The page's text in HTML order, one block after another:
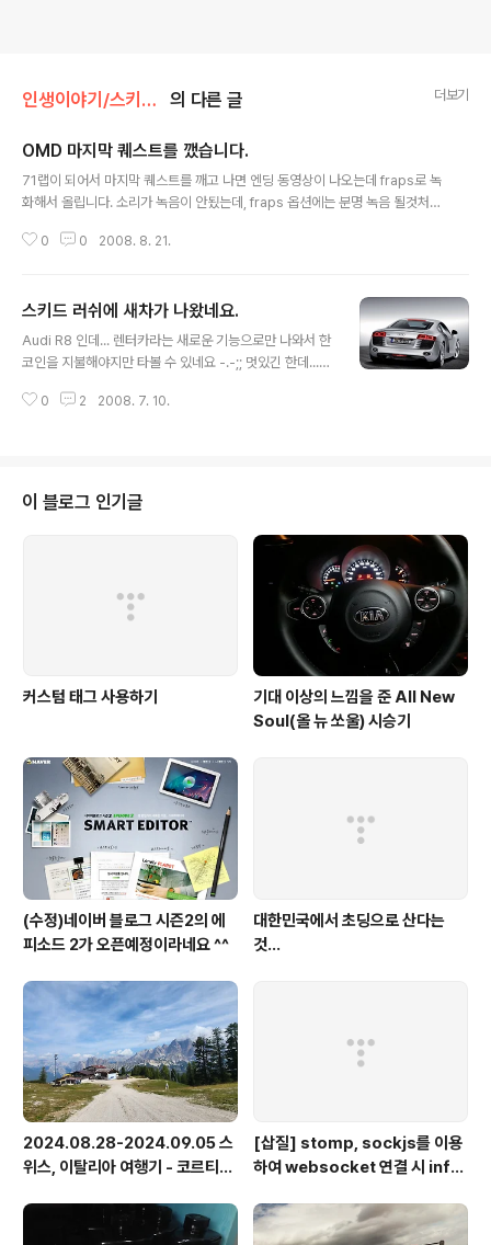
인생이야기/스키드러쉬 의 다른 글 더보기
OMD 마지막 퀘스트를 깼습니다.
71랩이 되어서 마지막 퀘스트를 깨고 나면 엔딩 동영상이 나오는데 fraps로 녹
화해서 올립니다. 소리가 녹음이 안됬는데, fraps 옵션에는 분명 녹음 될것처럼
는 올릴때가 없더군요 ㅎ 마지막 퀘가 Area71 구역을 2바퀴인가 도는 것인데
없고 -.-;;;;;;;;; 어째든 이제는 배틀과 퀵 두가지에만 신경을 써야 겠네요 ㅎ
0 0 2008. 8. 21.
스키드 러쉬에 새차가 나왔네요.
Audi R8 인데... 렌터카라는 새로운 기능으로만 나와서 한
코인을 지불해야지만 타볼 수 있네요 -.-;; 멋있긴 한데...
0 2 2008. 7. 10.
이 블로그 인기글
커스텀 태그 사용하기
기대 이상의 느낌을 준 All New
Soul(올 뉴 쏘울) 시승기
(수정)네이버 블로그 시즌2의 에
피소드 2가 오픈예정이라네요 ^^
대한민국에서 초딩으로 산다는
것...
2024.08.28-2024.09.05 스
위스, 이탈리아 여행기 - 코르티나
스
[삽질] stomp, sockjs를 이용
하여 websocket 연결 시 info